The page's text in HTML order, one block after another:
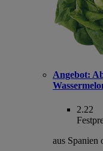
Angebot:
2.22
aus Spanien